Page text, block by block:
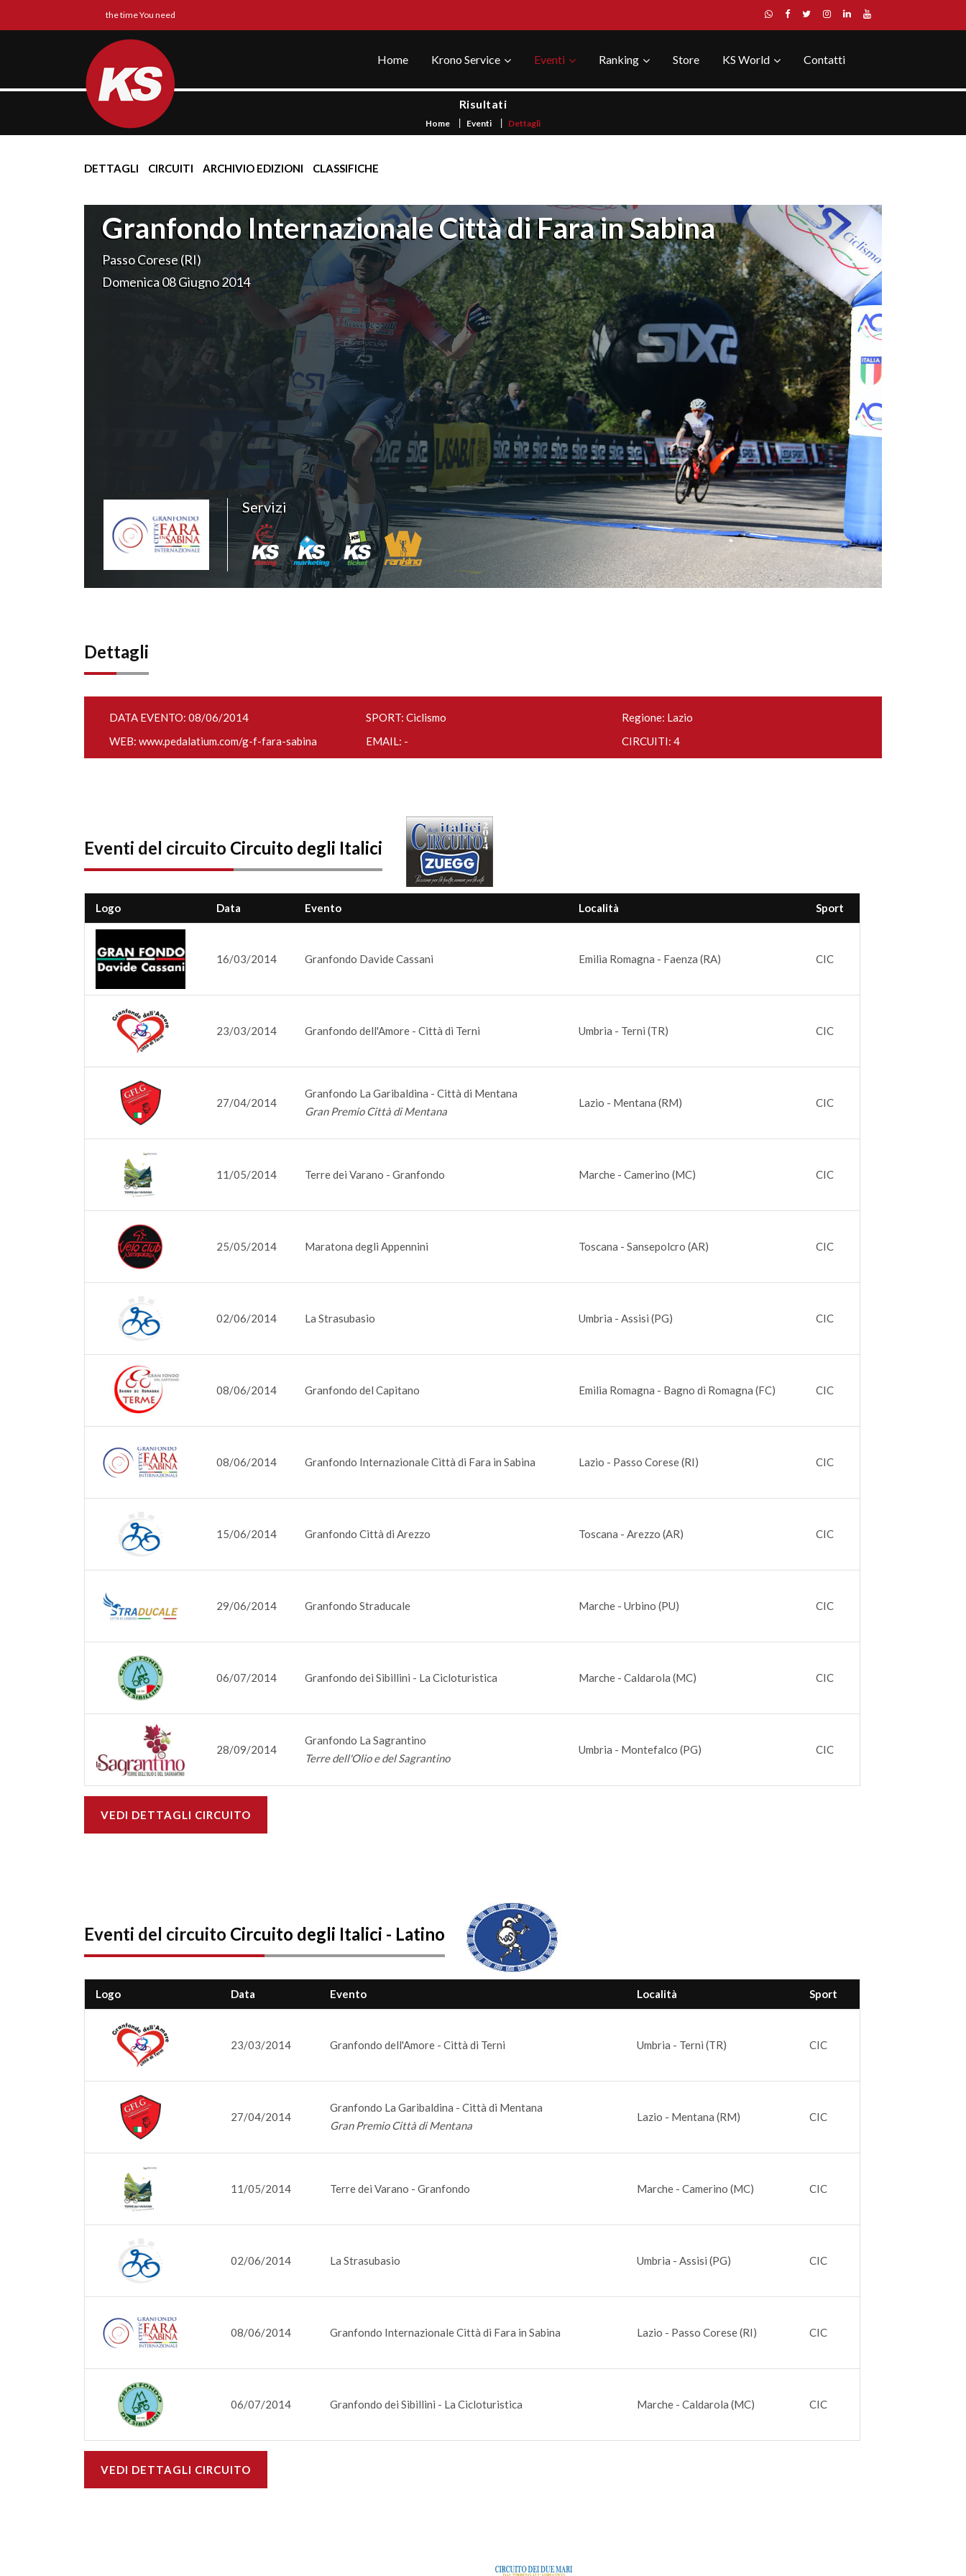
the time You need
Home Krono Service Eventi Ranking Store KS World Contatti
Risultati
Home Eventi Dettagli
DETTAGLI CIRCUITI ARCHIVIO EDIZIONI CLASSIFICHE
Granfondo Internazionale Città di Fara in Sabina
Passo Corese (RI)
Domenica 08 Giugno 2014
Servizi
Dettagli
DATA EVENTO: 08/06/2014 SPORT: Ciclismo
Regione: Lazio
WEB: www.pedalatium.com/g-f-fara-sabina EMAIL: - CIRCUITI: 4
Eventi del circuito Circuito degli Italici
Logo Data Evento Località Sport
16/03/2014 Granfondo Davide Cassani Emilia Romagna - Faenza (RA) CIC
23/03/2014 Granfondo dell'Amore - Città di Terni Umbria - Terni (TR) CIC
27/04/2014
Granfondo La Garibaldina - Città di Mentana
Gran Premio Città di Mentana
Lazio - Mentana (RM) CIC
11/05/2014 Terre dei Varano - Granfondo Marche - Camerino (MC) CIC
25/05/2014 Maratona degli Appennini Toscana - Sansepolcro (AR) CIC
02/06/2014 La Strasubasio Umbria - Assisi (PG) CIC
08/06/2014 Granfondo del Capitano Emilia Romagna - Bagno di Romagna (FC) CIC
08/06/2014 Granfondo Internazionale Città di Fara in Sabina Lazio - Passo Corese (RI) CIC
15/06/2014 Granfondo Città di Arezzo Toscana - Arezzo (AR) CIC
29/06/2014 Granfondo Straducale Marche - Urbino (PU) CIC
06/07/2014 Granfondo dei Sibillini - La Cicloturistica Marche - Caldarola (MC) CIC
28/09/2014
Granfondo La Sagrantino
Terre dell'Olio e del Sagrantino
Umbria - Montefalco (PG) CIC
VEDI DETTAGLI CIRCUITO
Eventi del circuito Circuito degli Italici - Latino
Logo Data Evento Località Sport
23/03/2014 Granfondo dell'Amore - Città di Terni Umbria - Terni (TR) CIC
27/04/2014
Granfondo La Garibaldina - Città di Mentana
Gran Premio Città di Mentana
Lazio - Mentana (RM) CIC
11/05/2014 Terre dei Varano - Granfondo Marche - Camerino (MC) CIC
02/06/2014 La Strasubasio Umbria - Assisi (PG) CIC
08/06/2014 Granfondo Internazionale Città di Fara in Sabina Lazio - Passo Corese (RI) CIC
06/07/2014 Granfondo dei Sibillini - La Cicloturistica Marche - Caldarola (MC) CIC
VEDI DETTAGLI CIRCUITO